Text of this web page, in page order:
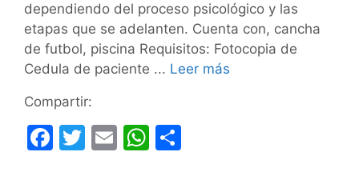
dependiendo del proceso psicológico y las
etapas que se adelanten. Cuenta con, cancha
de futbol, piscina Requisitos: Fotocopia de
Cedula de paciente ... Leer más
Compartir:
F
T
E
W